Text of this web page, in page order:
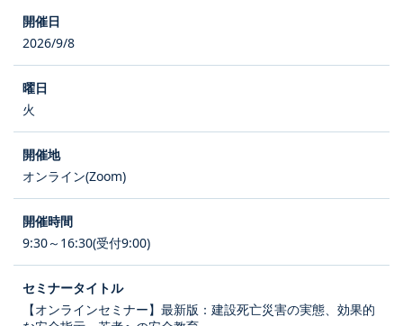
2026/9/8
火
オンライン(Zoom)
9:30～16:30(受付9:00)
【オンラインセミナー】最新版：建設死亡災害の実態、効果的